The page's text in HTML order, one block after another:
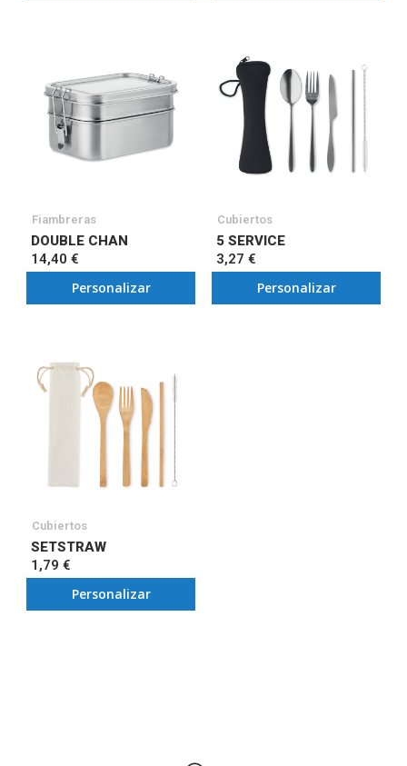
Fiambreras
DOUBLE CHAN
14,40 €
Personalizar
Cubiertos
5 SERVICE
3,27 €
Personalizar
Cubiertos
SETSTRAW
1,79 €
Personalizar